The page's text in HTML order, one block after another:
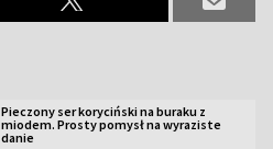
Pieczony ser koryciński na buraku z
miodem. Prosty pomysł na wyraziste
danie